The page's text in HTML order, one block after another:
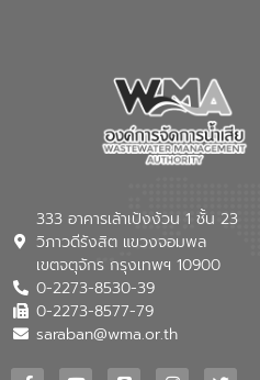
333 อาคารเล้าเป้งง้วน 1 ชั้น 23
วิภาวดีรังสิต แขวงจอมพล
เขตจตุจักร กรุงเทพฯ 10900
0-2273-8530-39
0-2273-8577-79
saraban@wma.or.th